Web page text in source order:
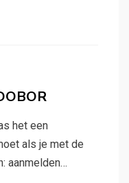
het een
als je met de
aanmelden…